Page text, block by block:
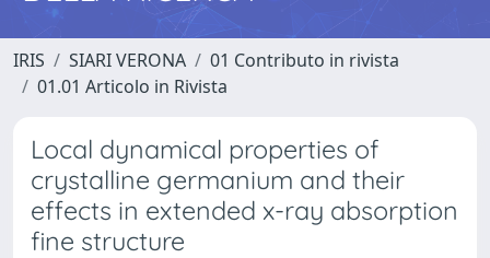
IRIS SIARI VERONA
01 Contributo in rivista
01.01 Articolo in Rivista
Local dynamical properties of
crystalline germanium and their
effects in extended x-ray absorption
fine structure